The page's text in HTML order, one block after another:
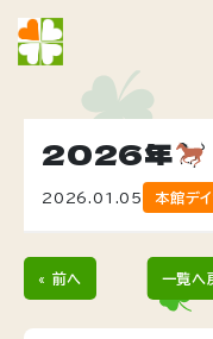
2026年
2026.01.05 本館デ
« 前へ 一覧へ